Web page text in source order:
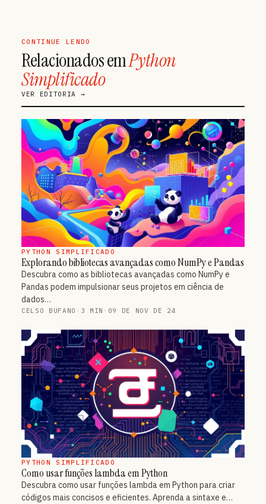
CONTINUE LENDO
Relacionados emPython
Simplificado
VER EDITORIA →
PYTHON SIMPLIFICADO
Explorando bibliotecas avançadas como NumPy e Pandas
Descubra como as bibliotecas avançadas como NumPy e
Pandas podem impulsionar seus projetos em ciência de
dados…
CELSO BUFANO · 3 MIN · 09 DE NOV DE 24
PYTHON SIMPLIFICADO
Como usar funções lambda em Python
Descubra como usar funções lambda em Python para criar
códigos mais concisos e eficientes. Aprenda a sintaxe e…